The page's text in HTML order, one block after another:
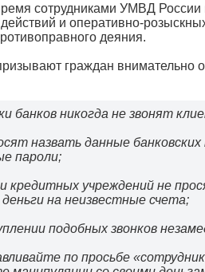
сотрудниками УМВД России
и оперативно-
деяния.
граждан внимательно
банков никогда не звонят
назвать данные
пароли;
кредитных учреждений не
на неизвестные счета;
подобных звонков
по просьбе